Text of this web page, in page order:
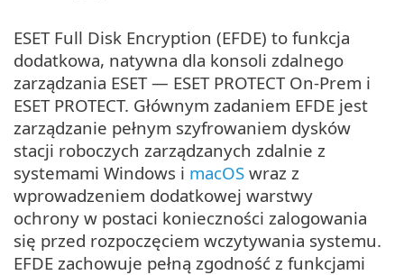
ESET Full Disk Encryption (EFDE) to funkcja
dodatkowa, natywna dla konsoli zdalnego
zarządzania ESET — ESET PROTECT On-Prem i
ESET PROTECT. Głównym zadaniem EFDE jest
zarządzanie pełnym szyfrowaniem dysków
stacji roboczych zarządzanych zdalnie z
systemami Windows i macOS wraz z
wprowadzeniem dodatkowej warstwy
ochrony w postaci konieczności zalogowania
się przed rozpoczęciem wczytywania systemu.
EFDE zachowuje pełną zgodność z funkcjami